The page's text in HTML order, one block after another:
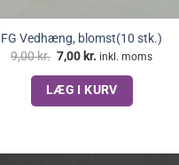
FG Vedhæng, blomst(10 stk.)
9,00kr. Den
pris
var:
9,00 kr..
7,00 kr. Den
pris
er:
7,00 kr..
inkl. moms
LÆG I KURV